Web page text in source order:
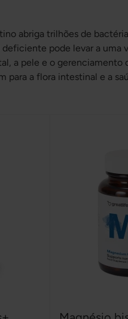
abriga trilhões de
pode levar a uma
a pele e o gerenciamento
para a flora intestinal e a